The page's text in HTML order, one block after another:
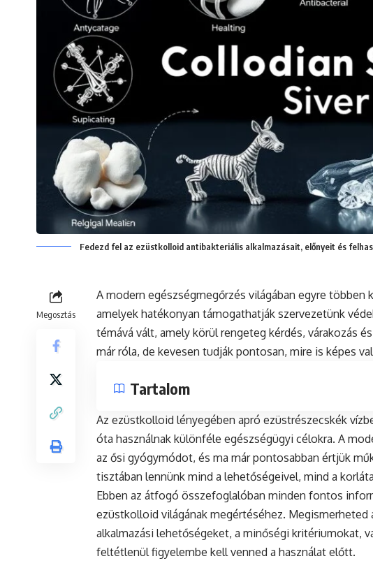
Fedezd fel az ezüstkolloid antibakteriális alkalmazásait, előnyeit és
Megosztás
A modern egészségmegőrzés világában egyre többen
amelyek hatékonyan támogathatják szervezetünk
témává vált, amely körül rengeteg kérdés, várakozás
már róla, de kevesen tudják pontosan, mire is képes
Tartalom
Az ezüstkolloid lényegében apró ezüstrészecskék
óta használnak különféle egészségügyi célokra. A
az ősi gyógymódot, és ma már pontosabban értjük
tisztában lennünk mind a lehetőségeivel, mind a
Ebben az átfogó összefoglalóban minden fontos
ezüstkolloid világának megértéséhez.
alkalmazási lehetőségeket, a minőségi kritériumokat,
feltétlenül figyelembe kell venned a használat előtt.